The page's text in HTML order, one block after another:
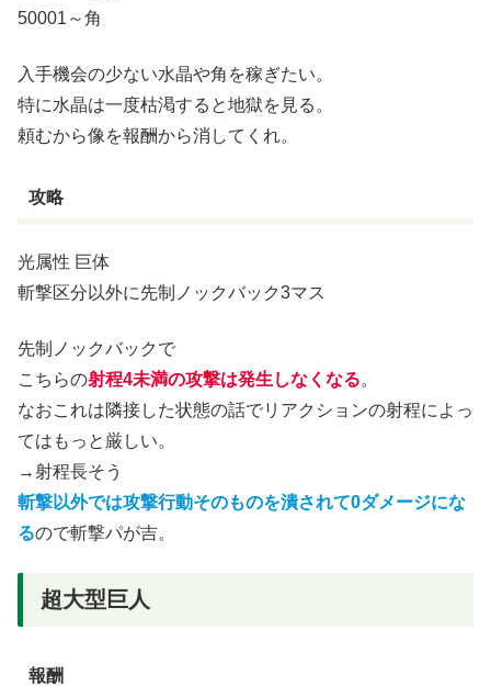
50001～角
入手機会の少ない水晶や角を稼ぎたい。
特に水晶は一度枯渇すると地獄を見る。
頼むから像を報酬から消してくれ。
攻略
光属性 巨体
斬撃区分以外に先制ノックバック3マス
先制ノックバックで
こちらの射程4未満の攻撃は発生しなくなる。
なおこれは隣接した状態の話でリアクションの射程によっ
てはもっと厳しい。
→射程長そう
斬撃以外では攻撃行動そのものを潰されて0ダメージにな
るので斬撃パが吉。
超大型巨人
報酬